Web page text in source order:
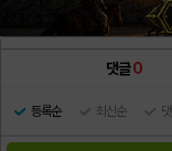
댓글0
등록순 최신순